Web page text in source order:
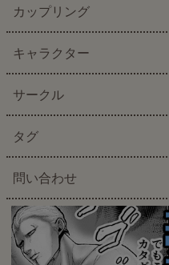
カップリング
キャラクター
サークル
タグ
問い合わせ